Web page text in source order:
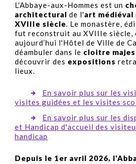
L'Abbaye-aux-Hommes est un
architectural de l'art médiéval
XVIIIe siècle. Le monastère,
fut reconstruit au XVIIIe siècle,
aujourd’hui l'Hôtel de Ville de
déambuler dans le cloitre
découvrir des expositions
lieux.
En savoir plus sur les
visites guidées et les visites
En savoir plus sur les
et Handicap d'accueil des
handicap
Depuis le 1er avril 2026,